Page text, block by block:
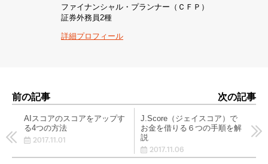
ファイナンシャル・プランナー（ＣＦＰ）
証券外務員2種
詳細プロフィール
前の記事 次の記事
AIスコアのスコアをアップす
る4つの方法
2017.11.01
J.Score（ジェイスコア）で
お金を借りる６つの手順を解
説
2017.11.06